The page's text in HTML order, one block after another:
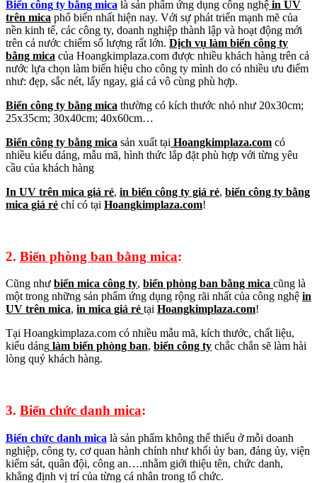
Biển công ty bằng mica là sản phẩm ứng dụng công nghệ in UV
trên mica phổ biến nhất hiện nay. Với sự phát triển mạnh mẽ của
nền kinh tế, các công ty, doanh nghiệp thành lập và hoạt động mới
trên cả nước chiếm số lượng rất lớn. Dịch vụ làm biển công ty
bằng mica của Hoangkimplaza.com được nhiều khách hàng trên cả
nước lựa chọn làm biển hiệu cho công ty mình do có nhiều ưu điểm
như: đẹp, sắc nét, lấy ngay, giá cả vô cùng phù hợp.
Biển công ty bằng mica thường có kích thước nhỏ như 20x30cm;
25x35cm; 30x40cm; 40x60cm…
Biển công ty bằng mica sản xuất tại Hoangkimplaza.com có
nhiều kiểu dáng, mẫu mã, hình thức lắp đặt phù hợp với từng yêu
cầu của khách hàng
In UV trên mica giá rẻ, in biển công ty giá rẻ, biển công ty bằng
mica giá rẻ chỉ có tại Hoangkimplaza.com!
2. Biển phòng ban bằng mica:
Cũng như biển mica công ty, biển phòng ban bằng mica cũng là
một trong những sản phẩm ứng dụng rộng rãi nhất của công nghệ in
UV trên mica, in mica giá rẻ tại Hoangkimplaza.com!
Tại Hoangkimplaza.com có nhiều mẫu mã, kích thước, chất liệu,
kiểu dáng làm biển phòng ban, biển công ty chắc chắn sẽ làm hài
lòng quý khách hàng.
3. Biển chức danh mica:
Biển chức danh mica là sản phẩm không thể thiếu ở mỗi doanh
nghiệp, công ty, cơ quan hành chính như khối ủy ban, đảng ủy, viện
kiểm sát, quân đội, công an….nhằm giới thiệu tên, chức danh,
khẳng định vị trícủa từng cá nhân trong tổ chức.